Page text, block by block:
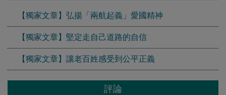
【獨家文章】弘揚「兩航起義」愛國精神
【獨家文章】堅定走自己道路的自信
【獨家文章】讓老百姓感受到公平正義
評論